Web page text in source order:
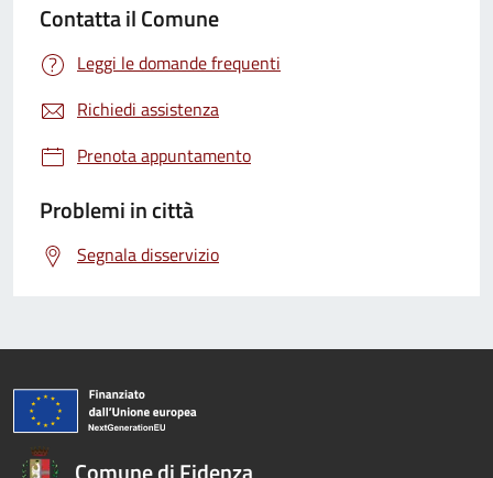
Contatta il Comune
Leggi le domande frequenti
Richiedi assistenza
Prenota appuntamento
Problemi in città
Segnala disservizio